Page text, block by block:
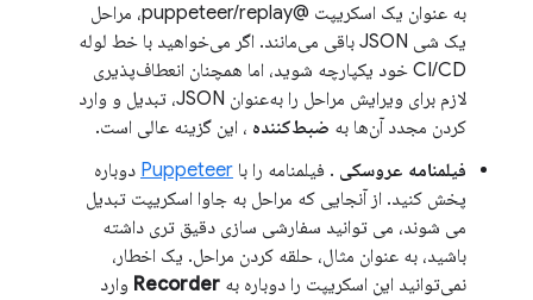
به عنوان یک اسکریپت @puppeteer/replay، مراحل
یک شی JSON باقی می‌مانند. اگر می‌خواهید با خط لوله
CI/CD خود یکپارچه شوید، اما همچنان انعطاف‌پذیری
لازم برای ویرایش مراحل را به‌عنوان JSON، تبدیل و وارد
کردن مجدد آن‌ها به ضبط‌کننده ، این گزینه عالی است.
فیلمنامه عروسکی . فیلمنامه را با Puppeteer دوباره
پخش کنید. از آنجایی که مراحل به جاوا اسکریپت تبدیل
می شوند، می توانید سفارشی سازی دقیق تری داشته
باشید، به عنوان مثال، حلقه کردن مراحل. یک اخطار،
نمی‌توانید این اسکریپت را دوباره به Recorder وارد